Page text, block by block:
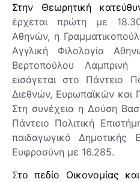
Στην Θεωρητική
έρχεται πρώτη με
Αθηνών, η
Αγγλική Φιλολογία
Βερτοπούλου
εισάγεται στο Πάντειο
Διεθνών, Ευρωπαϊκών και
Στη συνέχεια η Δούση
Πάντειο Πολιτική
παιδαγωγικό Δημοτικής
Ευφροσύνη με 16.285.
Στο πεδίο Οικονομίας